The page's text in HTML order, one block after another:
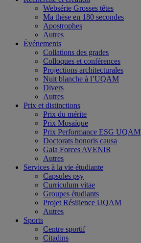
Websérie Grosses têtes
Ma thèse en 180 secondes
Apostrophes
Autres
Événements
Collations des grades
Colloques et conférences
Projections architecturales
Nuit blanche à l’UQAM
Divers
Autres
Prix et distinctions
Prix du mérite
Prix Mosaïque
Prix Performance ESG UQAM
Doctorats honoris causa
Gala Forces AVENIR
Autres
Services à la vie étudiante
Capsules psy
Curriculum vitae
Groupes étudiants
Projet Résilience UQAM
Autres
Sports
Centre sportif
Citadins